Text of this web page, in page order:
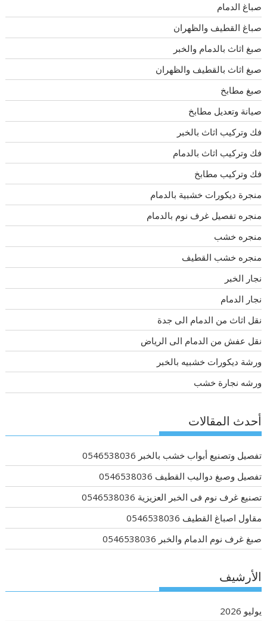
صباغ الدمام
صباغ القطيف والظهران
صبغ اثاث بالدمام والخبر
صبغ اثاث بالقطيف والظهران
صبغ مطابخ
صيانة وتعديل مطابخ
فك وتركيب اثاث بالخبر
فك وتركيب اثاث بالدمام
فك وتركيب مطابخ
منجرة ديكورات خشبية بالدمام
منجره تفصيل غرف نوم بالدمام
منجره خشب
منجره خشب القطيف
نجار الخبر
نجار الدمام
نقل اثاث من الدمام الى جدة
نقل عفش من الدمام الى الرياض
ورشة ديكورات خشبيه بالخبر
ورشه نجارة خشب
أحدث المقالات
تفصيل وتصنيع أبواب خشب بالخبر 0546538036
تفصيل وصبغ دواليب القطيف 0546538036
تصنيع غرف نوم فى الخبر العزيزية 0546538036
مقاول اصباغ القطيف 0546538036
صبغ غرف نوم الدمام والخبر 0546538036
الأرشيف
يوليو 2026